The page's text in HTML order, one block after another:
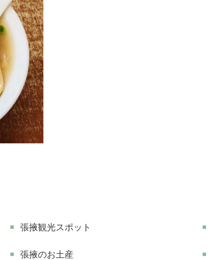
張掖観光スポット
張掖のお土産